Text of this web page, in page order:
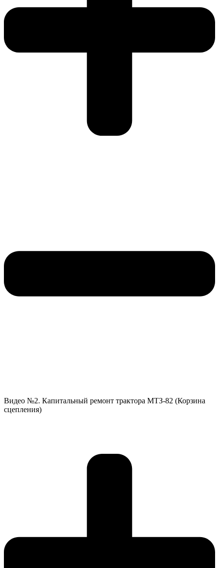
Видео №2. Капитальный ремонт трактора МТЗ-82 (Корзина
сцепления)